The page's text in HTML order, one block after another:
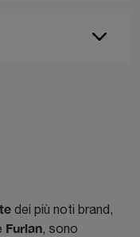
dei più noti brand,
Furlan, sono